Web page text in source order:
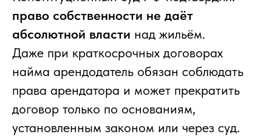
право собственности не даёт
абсолютной власти над жильём.
Даже при краткосрочных договорах
найма арендодатель обязан соблюдать
права арендатора и может прекратить
договор только по основаниям,
установленным законом или через суд.